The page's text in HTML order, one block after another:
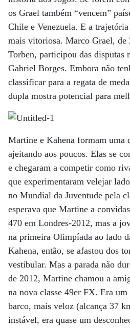
os Grael também “vencem”
Chile e Venezuela. E a
mais vitoriosa. Marco Grael,
Torben, participou das disputas
Gabriel Borges. Embora não
classificar para a regata de
dupla mostra potencial para
Martine e Kahena formam uma
ajeitando aos poucos. Elas se
e chegaram a competir como
que experimentaram velejar
no Mundial da Juventude pela
esperava que Martine a
470 em Londres-2012, mas a
na primeira Olimpíada ao lado
Kahena, então, se afastou dos
vestibular. Mas a parada não
de 2012, Martine chamou a
na nova classe 49er FX. Era
barco, mais veloz (alcança 37
instável, era quase um